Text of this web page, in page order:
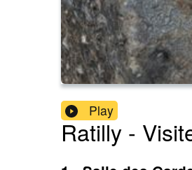
Play
Ratilly -